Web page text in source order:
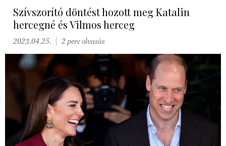
Szívszorító döntést hozott meg Katalin
hercegné és Vilmos herceg
2023.04.25. 2 perc olvasás